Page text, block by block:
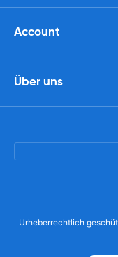
Account
Über uns
Urheberrechtlich